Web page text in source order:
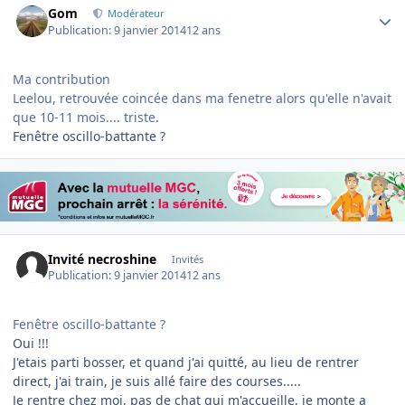
Gom Modérateur
Publication:9 janvier 201412 ans
Ma contribution
Leelou, retrouvée coincée dans ma fenetre alors qu'elle n'avait
que 10-11 mois.... triste.
Fenêtre oscillo-battante ?
Invité necroshine Invités
Publication:9 janvier 201412 ans
Fenêtre oscillo-battante ?
Oui !!!
J'etais parti bosser, et quand j'ai quitté, au lieu de rentrer
direct, j'ai train, je suis allé faire des courses.....
Je rentre chez moi, pas de chat qui m'accueille, je monte a